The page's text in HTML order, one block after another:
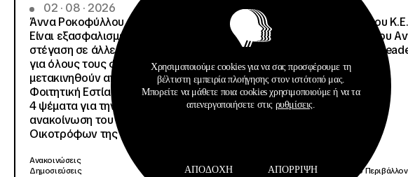
02 · 08 · 2026
Άννα Ροκοφύλλου, Πρόεδρος ΙΝΕΔΙΒΙΜ:
Είναι εξασφαλισμένη η δωρεάν
στέγαση σε άλλες φοιτητικές εστίες ,
για όλους τους φοιτητές που θα
μετακινηθούν από την υπό ανακαίνιση
Φοιτητική Εστία Αθηνών 4 αλήθειες και
4 ψέματα για την γεμάτη ανακρίβειες
ανακοίνωση του Συλλόγου
Οικοτρόφων της ΦΕΑ
Ανακοινώσεις
Δημοσιεύσεις
Σημαντική Διάκριση του
Μητροπολιτικού Πάρκου
Τρίτσης στα Education
2026
Κέντρα Εκπαίδευσης για το
Χρησιμοποιούμε cookies για να σας προσφέρουμε τη
βέλτιστη εμπειρία πλοήγησης στον ιστότοπό μας.
Μπορείτε να μάθετε ποια cookies χρησιμοποιούμε ή να τα
απενεργοποιήσετε στις ρυθμίσεις
ΑΠΟΔΟΧΉ ΑΠΌΡΡΙΨΗ